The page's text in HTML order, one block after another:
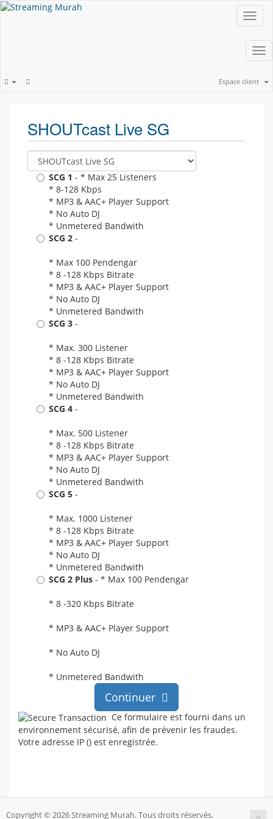
Espace client
SHOUTcast Live SG
SCG 1 - * Max 25 Listeners
* 8-128 Kbps
* MP3 & AAC+ Player Support
* No Auto DJ
* Unmetered Bandwith
SCG 2 -
* Max 100 Pendengar
* 8 -128 Kbps Bitrate
* MP3 & AAC+ Player Support
* No Auto DJ
* Unmetered Bandwith
SCG 3 -
* Max. 300 Listener
* 8 -128 Kbps Bitrate
* MP3 & AAC+ Player Support
* No Auto DJ
* Unmetered Bandwith
SCG 4 -
* Max. 500 Listener
* 8 -128 Kbps Bitrate
* MP3 & AAC+ Player Support
* No Auto DJ
* Unmetered Bandwith
SCG 5 -
* Max. 1000 Listener
* 8 -128 Kbps Bitrate
* MP3 & AAC+ Player Support
* No Auto DJ
* Unmetered Bandwith
SCG 2 Plus - * Max 100 Pendengar
* 8 -320 Kbps Bitrate
* MP3 & AAC+ Player Support
* No Auto DJ
* Unmetered Bandwith
Continuer
Ce formulaire est fourni dans un
environnement sécurisé, afin de prévenir les fraudes.
Votre adresse IP () est enregistrée.
Copyright © 2026 Streaming Murah. Tous droits réservés.